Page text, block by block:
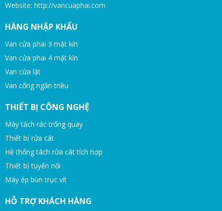
Website: http://vancuaphai.com
HÀNG NHẬP KHẨU
Van cửa phai 3 mặt kín
Van cửa phai 4 mặt kín
Van cửa lật
Van cổng ngăn triều
THIẾT BỊ CÔNG NGHỆ
Máy tách rác trống quay
Thiết bị rửa cát
Hệ thống tách rửa cát tích hợp
Thiết bị tuyển nổi
Máy ép bùn trục vít
HỖ TRỢ KHÁCH HÀNG